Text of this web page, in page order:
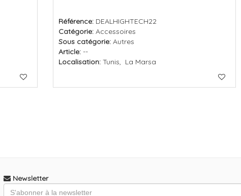
Référence: DEALHIGHTECH22
Catégorie: Accessoires
Sous catégorie: Autres
Article: --
Localisation: Tunis, La Marsa
Newsletter